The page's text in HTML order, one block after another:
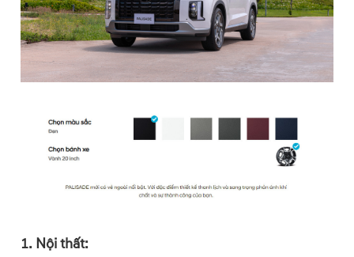
1. Nội thất: